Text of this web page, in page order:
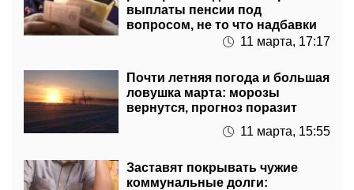
выплаты пенсии под
вопросом, не то что надбавки
11 марта, 17:17
Почти летняя погода и большая
ловушка марта: морозы
вернутся, прогноз поразит
11 марта, 15:55
Заставят покрывать чужие
коммунальные долги: